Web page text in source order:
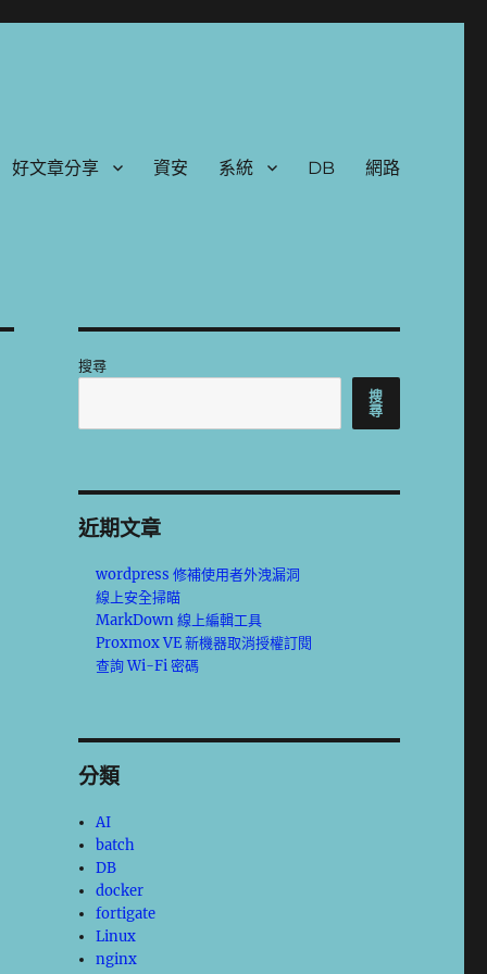
好文章分享 資安 系統 DB 網路
搜尋
搜
尋
近期文章
wordpress 修補使用者外洩漏洞
線上安全掃瞄
MarkDown 線上編輯工具
Proxmox VE 新機器取消授權訂閱
查詢 Wi-Fi 密碼
分類
AI
batch
DB
docker
fortigate
Linux
nginx